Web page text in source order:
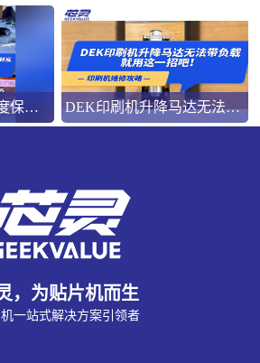
埃萨ERSA回流炉深度保养，到底要做哪些工作？ DEK印刷机升降马达无法带负载就用这一招吧！
，为贴片机而生
一站式解决方案引领者